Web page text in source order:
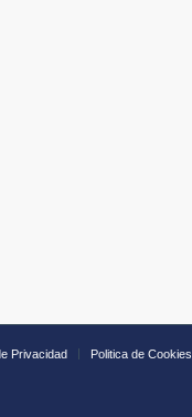
Privacidad Politica de Cookies